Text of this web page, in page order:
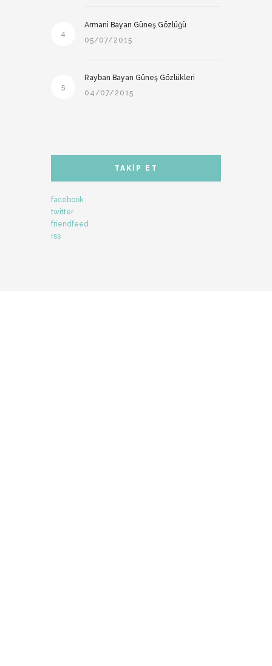
4
Armani Bayan Güneş Gözlüğü
05/07/2015
5
Rayban Bayan Güneş Gözlükleri
04/07/2015
TAKIP ET
facebook
twitter
friendfeed
rss